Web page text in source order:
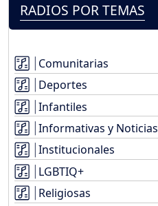
RADIOS POR TEMAS
Comunitarias
Deportes
Infantiles
Informativas y Noticias
Institucionales
LGBTIQ+
Religiosas